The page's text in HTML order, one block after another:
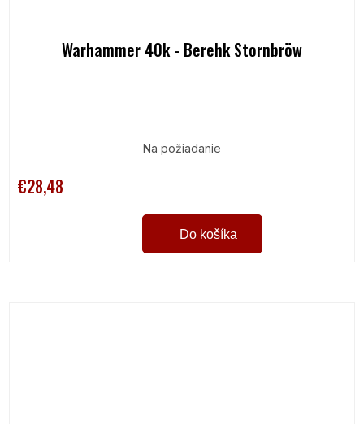
Warhammer 40k - Berehk Stornbröw
Na požiadanie
€28,48
Do košíka